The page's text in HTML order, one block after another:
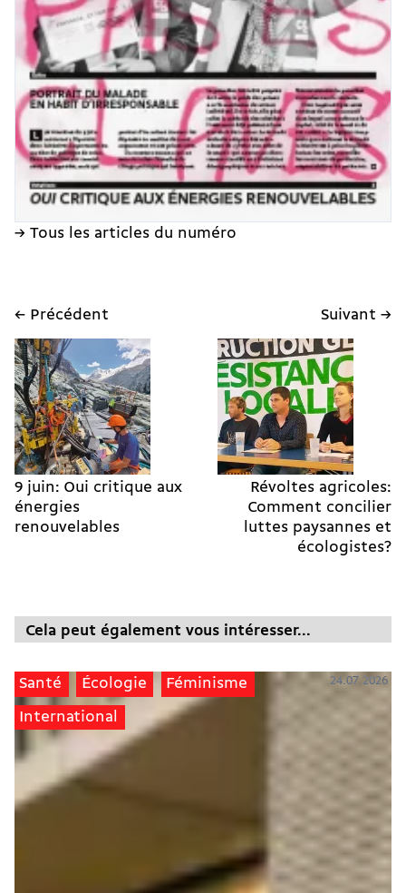
→ Tous les articles du numéro
← Précédent
9 juin: Oui critique aux
énergies
renouvelables
Suivant →
Révoltes agricoles:
Comment concilier
luttes paysannes et
écologistes?
Cela peut également vous intéresser...
Santé Écologie Féminisme
International
24.07.2026